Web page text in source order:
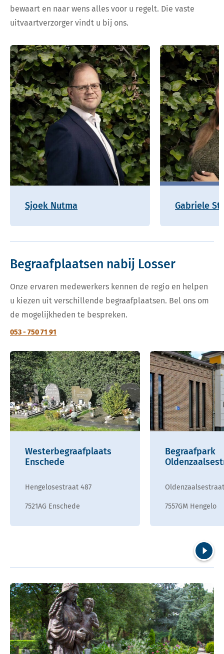
bewaart en naar wens alles voor u regelt. Die vaste
uitvaartverzorger vindt u bij ons.
Sjoek Nutma Gabriele
Begraafplaatsen nabij Losser
Onze ervaren medewerkers kennen de regio en helpen
u kiezen uit verschillende begraafplaatsen. Bel ons om
de mogelijkheden te bespreken.
053 - 750 71 91
Westerbegraafplaats
Enschede
Hengelosestraat 487
7521AG Enschede
Begraafpark
7557GM Hengelo